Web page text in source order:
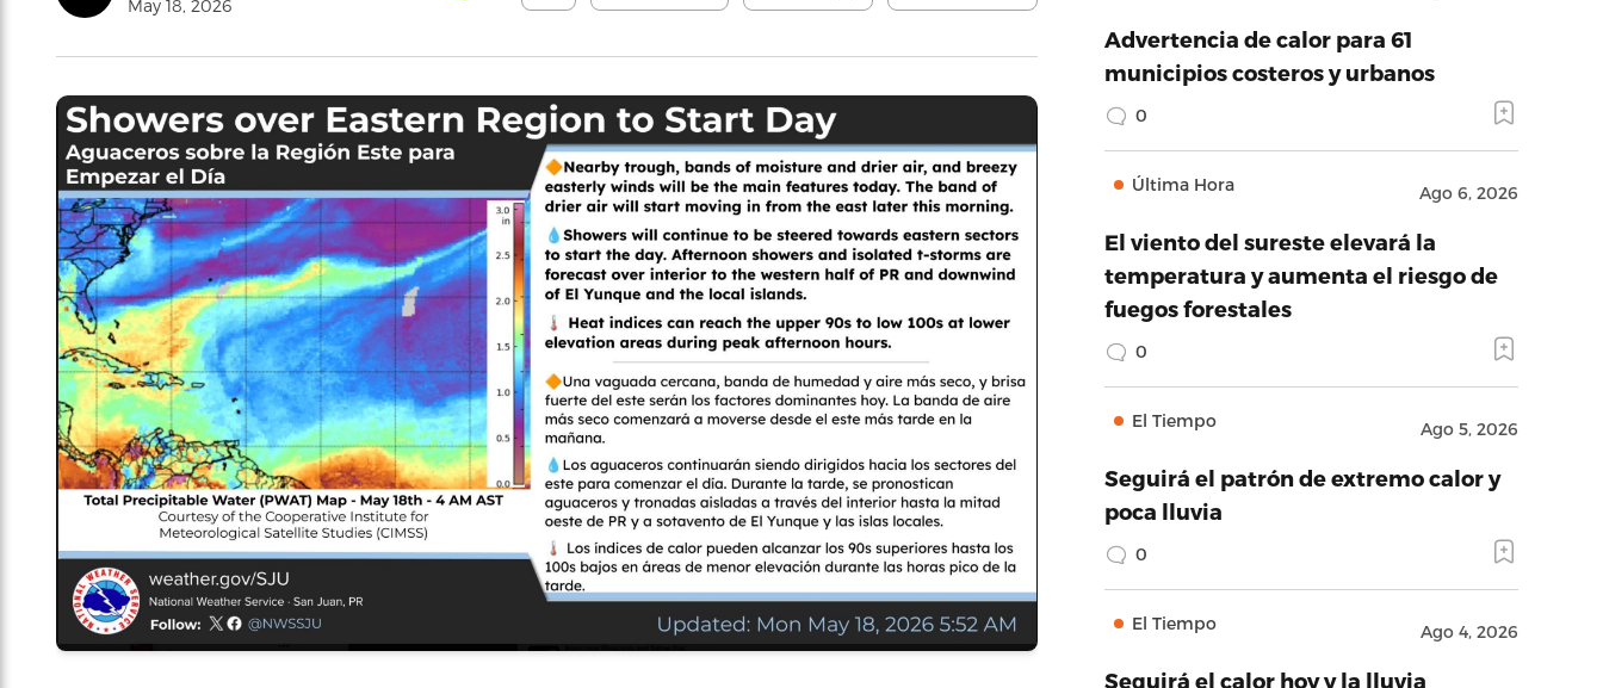
May 18, 2026
Advertencia de calor para 61
municipios costeros y urbanos
0
Última Hora Ago 6, 2026
El viento del sureste elevará la
temperatura y aumenta el riesgo de
fuegos forestales
0
El Tiempo Ago 5, 2026
Seguirá el patrón de extremo calor y
poca lluvia
0
El Tiempo Ago 4, 2026
Seguirá el calor hoy y la lluvia